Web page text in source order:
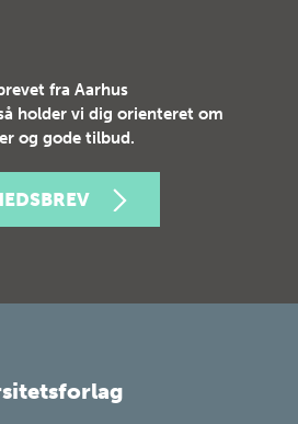
fra Aarhus
holder vi dig orienteret om
og gode tilbud.